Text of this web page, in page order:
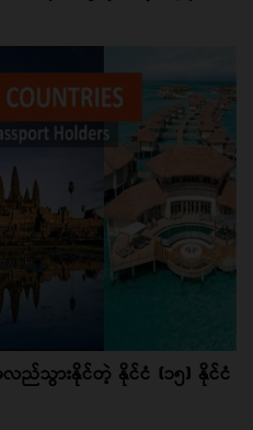
ည်သွားနိုင်တဲ့ နိုင်ငံ (၁၅) နိုင်ငံ